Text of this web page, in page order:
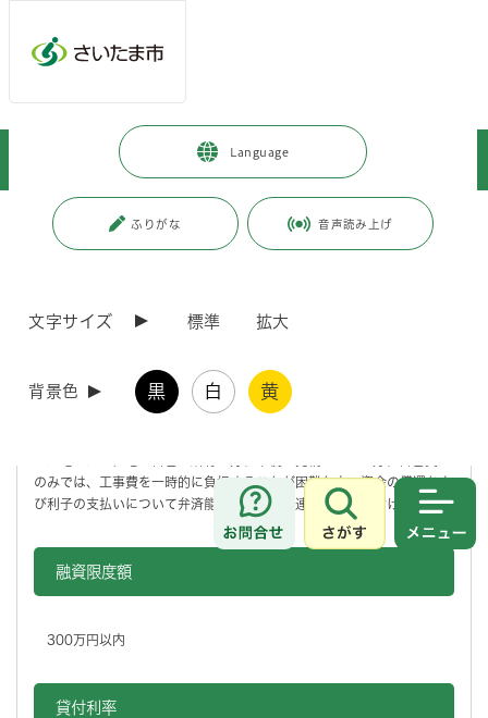
Language
ふりがな 音声読み上げ
文字サイズ 標準 拡大
背景色 黒 白 黄
お問合せ
さがす
暮らし・手続き > 住まい・暮らし・相談
資金融資
更新日付：2026年4月28日 / ページ番号：C000007
浸水から住宅を防ぐ改良工事を行うために必要な資金を融資します。
融資条件
のみでは、工事費を一時的に負担することが困難な方、資金の償還およ
び利子の支払いについて弁済能力がある方、連帯保証人を付けられる方
融資限度額
300万円以内
貸付利率